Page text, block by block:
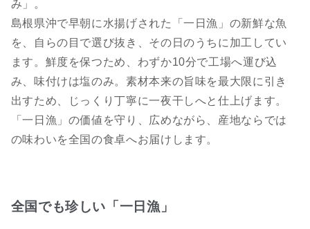
み」。
島根県沖で早朝に水揚げされた「一日漁」の新鮮な魚
を、自らの目で選び抜き、その日のうちに加工してい
ます。鮮度を保つため、わずか10分で工場へ運び込
み、味付けは塩のみ。素材本来の旨味を最大限に引き
出すため、じっくり丁寧に一夜干しへと仕上げます。
「一日漁」の価値を守り、広めながら、産地ならでは
の味わいを全国の食卓へお届けします。
全国でも珍しい「一日漁」